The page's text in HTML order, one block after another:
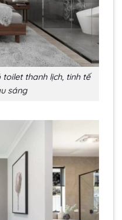
toilet thanh lịch, tinh tế
sáng